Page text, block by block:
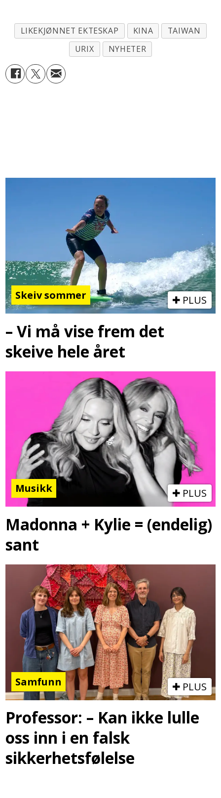
LIKEKJØNNET EKTESKAP KINA
TAIWAN
URIX
NYHETER
Skeiv sommer PLUS
– Vi må vise frem det
skeive hele året
Musikk PLUS
Madonna + Kylie = (endelig)
sant
Samfunn PLUS
Professor: – Kan ikke lulle
oss inn i en falsk
sikkerhetsfølelse